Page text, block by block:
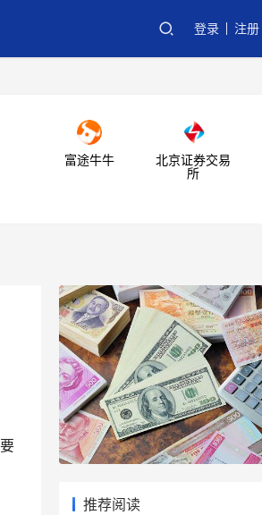
登录 注册
富途牛牛
北京证券交易
所
推荐阅读